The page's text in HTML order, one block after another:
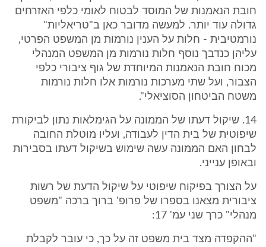
חובת הנאמנות של המוסד לבטוח לאומי כלפי האזרחים
גדולה עוד יותר. למעשה מדובר כאן ב"טריאליות"
נורמטיבית - חלות על הענין נורמות מן המשפט הפרטי,
עליהן כנדבך נוסף חלות נורמות מן המשפט המנהלי
מכוח חובת הנאמנות המיוחדת של גוף ציבורי כלפי
הצבור, ועל שתי מערכות נורמות אלו חלות נורמות
משטח הביטחון הסוציאלי".
14. שיקול דעתו של הממונה על הגימלאות נתון לביקורת
שיפוטית של בית הדין לעבודה, ועליו מוטלת החובה
לבחון האם הממונה עשה שימוש בשיקול דעתו בסבירות
ובאופן ענייני.
על הצורך בפיקוח שיפוטי על שיקול הדעת של רשות
ציבורית מצאנו בספרו של פרופ' ברוך ברכה "משפט
מנהלי" כרך שני עמ' 17:
"ההקפדה מצד בית משפט זה על כך, כי עובר לקבלת